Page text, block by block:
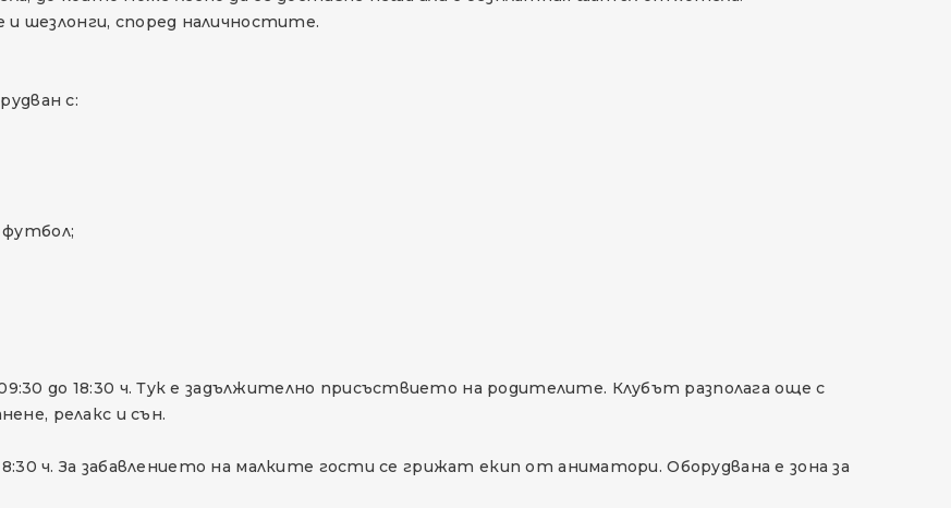
шезлонги, според наличностите.
с:
до 18:30 ч. Тук е задължително присъствието на родителите. Клубът разполага още с
релакс и сън.
ч. За забавлението на малките гости се грижат екип от аниматори. Оборудвана е зона за